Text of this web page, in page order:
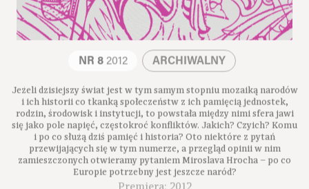
NR 82012 ARCHIWALNY
Jeżeli dzisiejszy świat jest w tym samym stopniu mozaiką narodów
i ich historii co tkanką społeczeństw z ich pamięcią jednostek,
rodzin, środowisk i instytucji, to powstała między nimi sfera jawi
się jako pole napięć, częstokroć konfliktów. Jakich? Czyich? Komu
i po co służą dziś pamięć i historia? Oto niektóre z pytań
przewijających się w tym numerze, a przegląd opinii w nim
zamieszczonych otwieramy pytaniem Miroslava Hrocha – po co
Europie potrzebny jest jeszcze naród?
Premiera: 2012